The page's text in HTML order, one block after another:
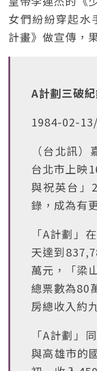
女們紛紛穿起水
計畫》做宣傳，
A計劃三破
1984-02-
（台北訊
台北市上映
與祝英台」
錄，成為有
「A計劃」
天達到
萬元，「梁
總票數為80
房總收入約
「A計劃」
與高雄市的